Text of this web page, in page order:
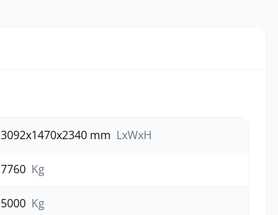
3092x1470x2340 mm LxWxH
7760 Kg
5000 Kg